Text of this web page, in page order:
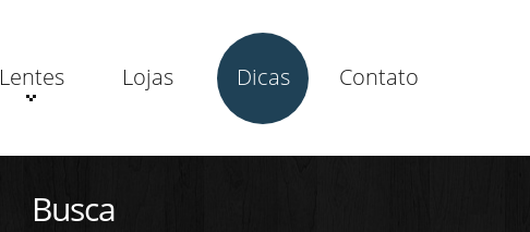
Lentes Lojas Dicas Contato
Busca